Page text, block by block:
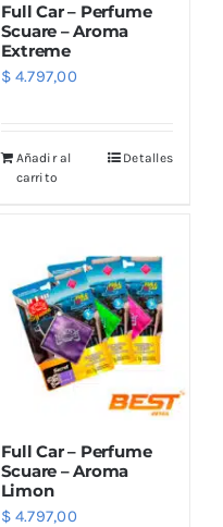
Full Car – Perfume
Scuare – Aroma
Extreme
$4.797,00
Añadir al
carrito
Detalles
Full Car – Perfume
Scuare – Aroma
Limon
$4.797,00